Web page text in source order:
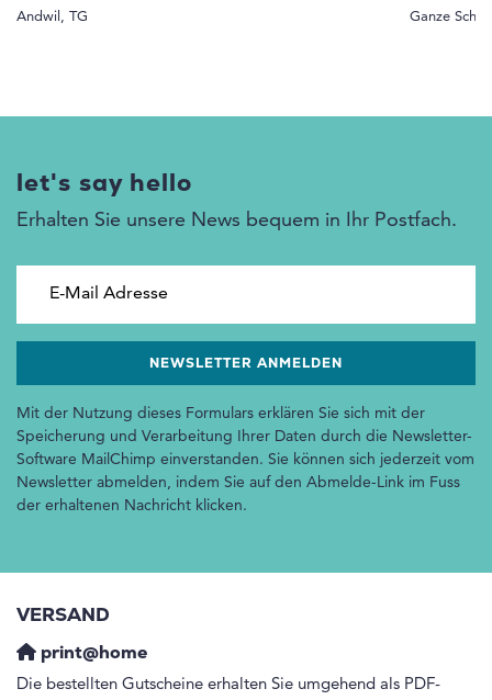
Andwil, TG Ganze
let's say hello
Erhalten Sie unsere News bequem in Ihr Postfach.
Mit der Nutzung dieses Formulars erklären Sie sich mit der
Speicherung und Verarbeitung Ihrer Daten durch die Newsletter-
Software MailChimp einverstanden. Sie können sich jederzeit vom
Newsletter abmelden, indem Sie auf den Abmelde-Link im Fuss
der erhaltenen Nachricht klicken.
VERSAND
print@home
Die bestellten Gutscheine erhalten Sie umgehend als PDF-